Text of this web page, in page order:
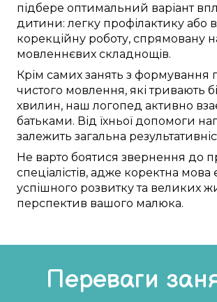
підбере оптимальний варіант
дитини:легку профілактику або
корекційну роботу, спрямовану
мовленнєвих складнощів.
Крім самих занять з формування
чистого мовлення, які тривають
хвилин, наш логопед активно
батьками. Від їхньої допомоги
залежить загальна
Не варто боятися звернення до
спеціалістів, адже коректна мова
успішного розвитку та великих
перспектив вашого малюка.
Переваги